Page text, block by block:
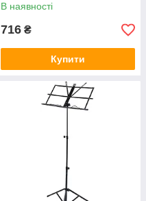
В наявності
716 ₴
Купити